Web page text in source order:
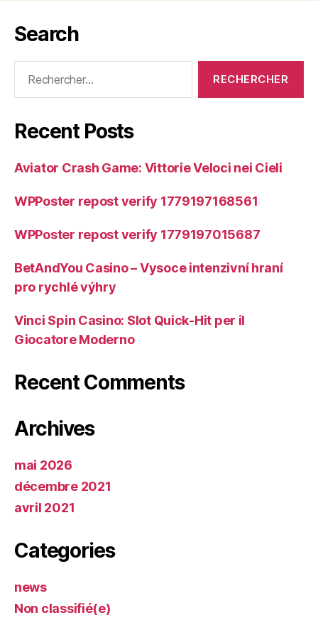
Search
Recent Posts
Aviator Crash Game: Vittorie Veloci nei Cieli
WPPoster repost verify 1779197168561
WPPoster repost verify 1779197015687
BetAndYou Casino – Vysoce intenzivní hraní
pro rychlé výhry
Vinci Spin Casino: Slot Quick‑Hit per il
Giocatore Moderno
Recent Comments
Archives
mai 2026
décembre 2021
avril 2021
Categories
news
Non classifié(e)